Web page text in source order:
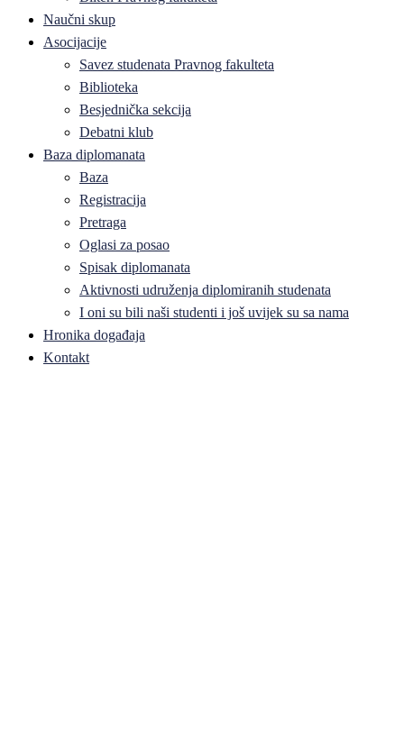
Naučni skup
Asocijacije
Savez studenata Pravnog fakulteta
Biblioteka
Besjednička sekcija
Debatni klub
Baza diplomanata
Baza
Registracija
Pretraga
Oglasi za posao
Spisak diplomanata
Aktivnosti udruženja diplomiranih studenata
I oni su bili naši studenti i još uvijek su sa nama
Hronika događaja
Kontakt